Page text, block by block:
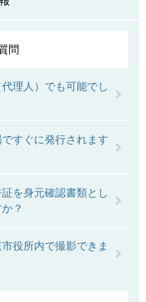
問
理人）でも可能でし
すぐに発行されます
を身元確認書類とし
？
役所内で撮影できま